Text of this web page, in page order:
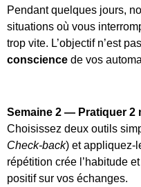
Pendant quelques jours,
situations où vous
trop vite. L’objectif n’est
conscience de vos
Semaine 2 — Pratiquer 2
Choisissez deux outils
Check-back) et appliquez-
répétition crée l’habitude
positif sur vos échanges.